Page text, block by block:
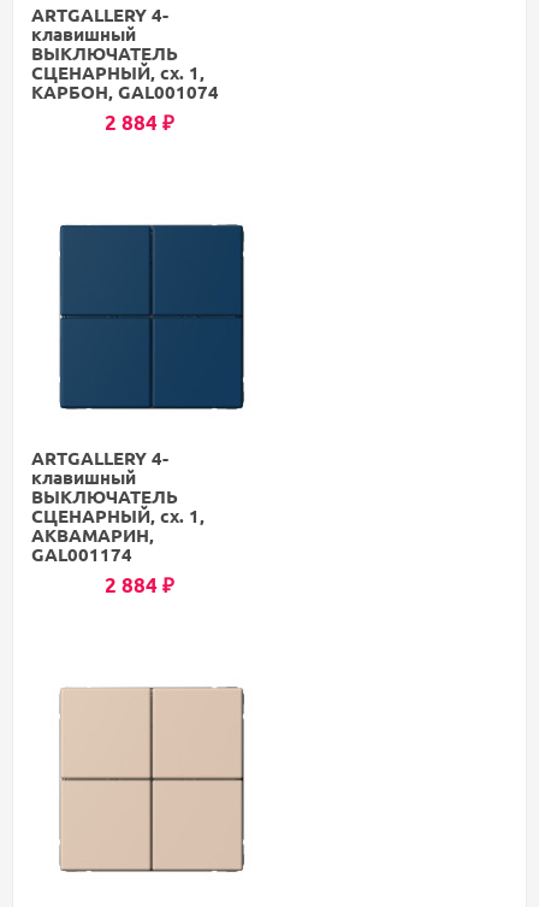
ARTGALLERY 4-
клавишный
ВЫКЛЮЧАТЕЛЬ
СЦЕНАРНЫЙ, сх. 1,
КАРБОН, GAL001074
2 884 ₽
ARTGALLERY 4-
клавишный
ВЫКЛЮЧАТЕЛЬ
СЦЕНАРНЫЙ, сх. 1,
АКВАМАРИН,
GAL001174
2 884 ₽